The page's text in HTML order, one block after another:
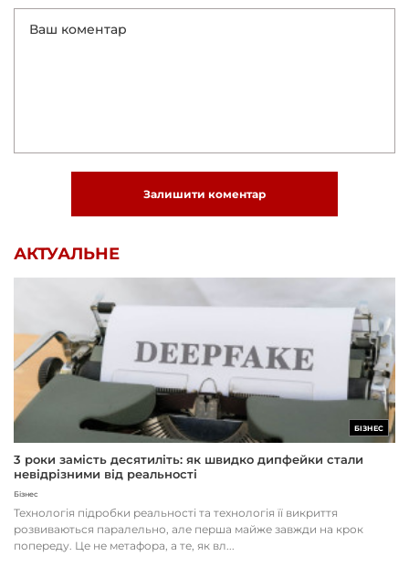
Залишити коментар
АКТУАЛЬНЕ
БІЗНЕС
3 роки замість десятиліть: як швидко дипфейки стали
невідрізними від реальності
Бізнес
Технологія підробки реальності та технологія її викриття
розвиваються паралельно, але перша майже завжди на крок
попереду. Це не метафора, а те, як вл...